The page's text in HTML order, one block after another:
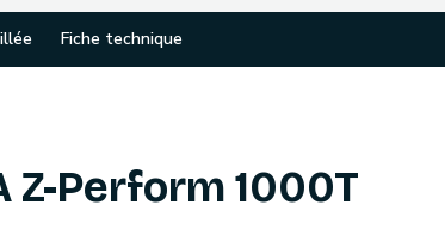
Fiche technique
Z-Perform 1000T